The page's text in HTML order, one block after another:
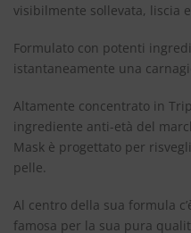
visibilmente sollevata, liscia
Formulato con potenti
istantaneamente una
Altamente concentrato in
ingrediente anti-età del
Mask è progettato per
pelle.
Al centro della sua formula
famosa per la sua pura